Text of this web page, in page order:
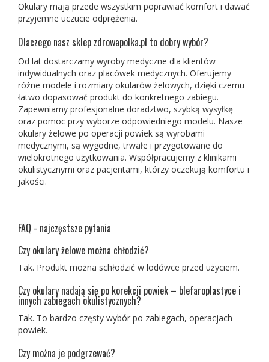
Okulary mają przede wszystkim poprawiać komfort i dawać
przyjemne uczucie odprężenia.
Dlaczego nasz sklep zdrowapolka.pl to dobry wybór?
Od lat dostarczamy wyroby medyczne dla klientów
indywidualnych oraz placówek medycznych. Oferujemy
różne modele i rozmiary okularów żelowych, dzięki czemu
łatwo dopasować produkt do konkretnego zabiegu.
Zapewniamy profesjonalne doradztwo, szybką wysyłkę
oraz pomoc przy wyborze odpowiedniego modelu. Nasze
okulary żelowe po operacji powiek są wyrobami
medycznymi, są wygodne, trwałe i przygotowane do
wielokrotnego użytkowania. Współpracujemy z klinikami
okulistycznymi oraz pacjentami, którzy oczekują komfortu i
jakości.
FAQ - najczęstsze pytania
Czy okulary żelowe można chłodzić?
Tak. Produkt można schłodzić w lodówce przed użyciem.
Czy okulary nadają się po korekcji powiek – blefaroplastyce i
innych zabiegach okulistycznych?
Tak. To bardzo częsty wybór po zabiegach, operacjach
powiek.
Czy można je podgrzewać?